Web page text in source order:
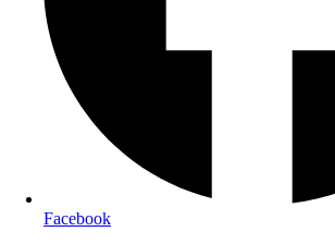
Facebook